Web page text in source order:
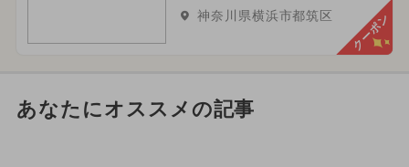
神奈川県横浜市都筑区 クーポン
あなたにオススメの記事